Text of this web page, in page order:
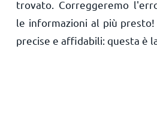
trovato. Correggeremo
le informazioni al più
precise e affidabili: questa è